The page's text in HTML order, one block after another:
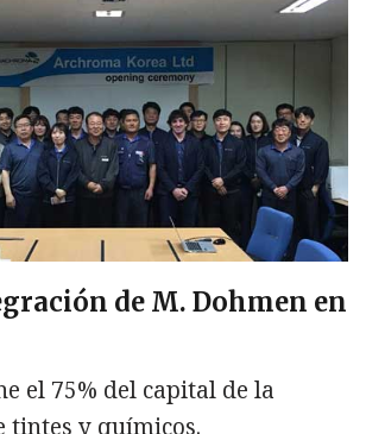
de M. Dohmen en
el 75% del capital de la
tintes y químicos.